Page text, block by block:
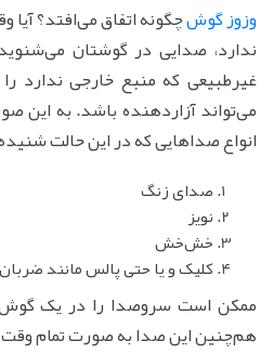
وزوز گوشچگونه اتفاق می‌افتد؟
ندارد، صدایی در گوشتان
غیرطبیعی که منبع خارجی ندارد
می‌تواند آزاردهنده باشد. به این
انواع صداهایی که در این حالت
صدای زنگ
نویز
خش‌خش
کلیک و یا حتی پالس مانند
ممکن است سروصدا را در یک گوش
هم‌چنین این صدا به صورت تمام